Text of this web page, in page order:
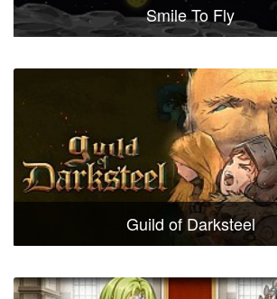
Smile To Fly
Guild of Darksteel